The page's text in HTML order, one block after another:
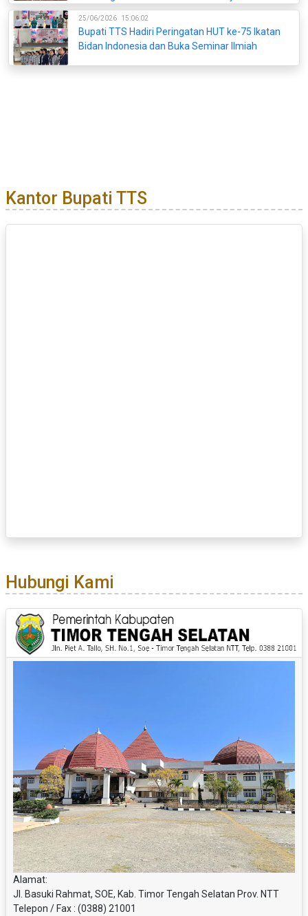
25/06/2026 15:06:02
Bupati TTS Hadiri Peringatan HUT ke-75 Ikatan
Bidan Indonesia dan Buka Seminar Ilmiah
Kantor Bupati TTS
Hubungi Kami
Alamat:
Jl. Basuki Rahmat, SOE, Kab. Timor Tengah Selatan Prov. NTT
Telepon / Fax : (0388) 21001